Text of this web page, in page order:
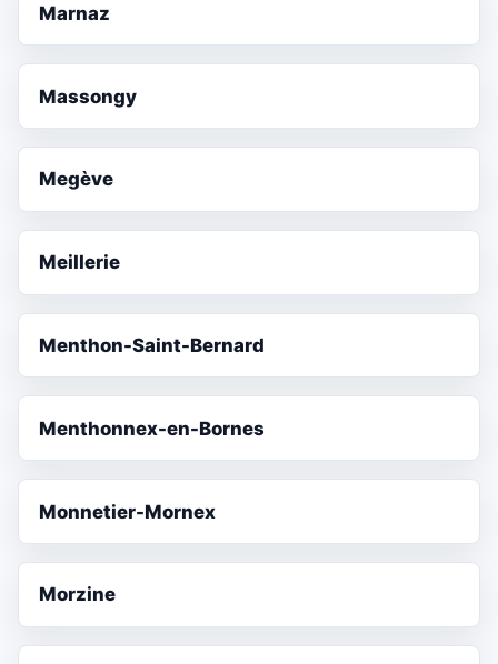
Marnaz
Massongy
Megève
Meillerie
Menthon-Saint-Bernard
Menthonnex-en-Bornes
Monnetier-Mornex
Morzine